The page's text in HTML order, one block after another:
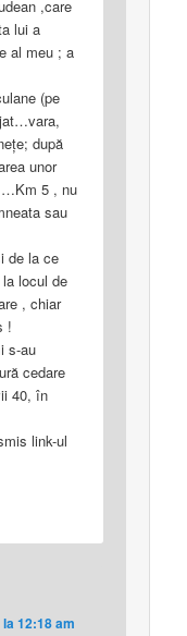
,care
lui a
al meu ; a
(pe
după
unor
…Km 5 , nu
sau
de la ce
locul de
, chiar
!
s-au
cedare
40, în
link-ul
12:18 am